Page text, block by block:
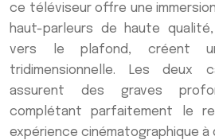
ce téléviseur offre une
haut-parleurs de haute
vers le plafond, créent
tridimensionnelle. Les deux
assurent des graves
complétant parfaitement le
expérience cinématographique à